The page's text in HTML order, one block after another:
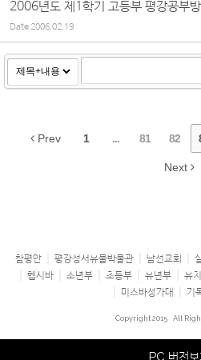
2006년도 제1학기 고등부 평강공부
Date2006.02.19
Prev 1 ... 81 82
Next
참평안 평강성서유물박물관 남선교회
헵시바
소년부 초등부 유년부 유
미스바성가대
기
Copyright 2015 All
PC 버전보